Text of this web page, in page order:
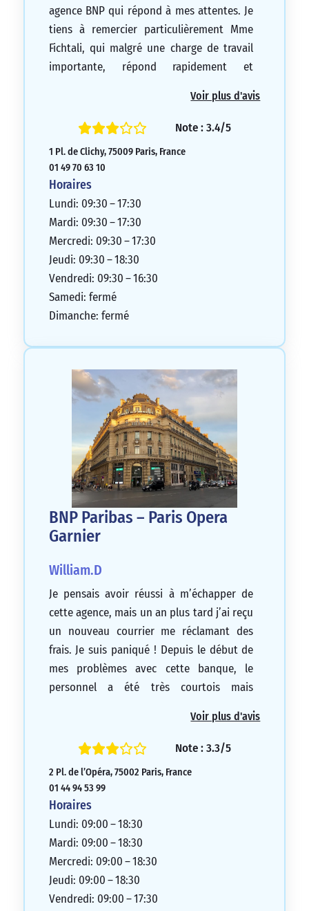
agence BNP qui répond à mes attentes. Je
tiens à remercier particulièrement Mme
Fichtali, qui malgré une charge de travail
importante, répond rapidement et
recommande vivement cette agence.
Voir plus d'avis
Note : 3.4/5
1 Pl. de Clichy, 75009 Paris, France
01 49 70 63 10
Horaires
Lundi: 09:30 – 17:30
Mardi: 09:30 – 17:30
Mercredi: 09:30 – 17:30
Jeudi: 09:30 – 18:30
Vendredi: 09:30 – 16:30
Samedi: fermé
Dimanche: fermé
BNP Paribas – Paris Opera
Garnier
William.D
Je pensais avoir réussi à m’échapper de
cette agence, mais un an plus tard j’ai reçu
un nouveau courrier me réclamant des
frais. Je suis paniqué ! Depuis le début de
mes problèmes avec cette banque, le
personnel a été très courtois mais
résoudre les problèmes causés par la
banque elle-même, nécessitant de
déplacements sur place…et même cela n’a
pas toujours fonctionné.
Voir plus d'avis
Note : 3.3/5
2 Pl. de l’Opéra, 75002 Paris, France
01 44 94 53 99
Horaires
Lundi: 09:00 – 18:30
Mardi: 09:00 – 18:30
Mercredi: 09:00 – 18:30
Jeudi: 09:00 – 18:30
Vendredi: 09:00 – 17:30